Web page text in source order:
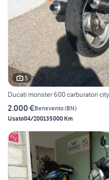
5
Ducati monster 600 carburatori
2.000 €Benevento(BN)
Usato04/200135000 Km